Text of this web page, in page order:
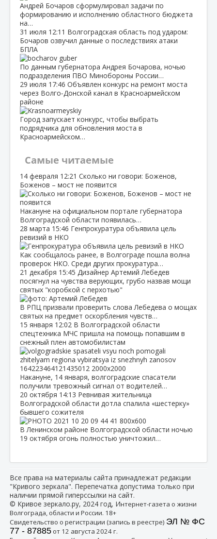
Андрей Бочаров сформулировал задачи по
формированию и исполнению областного бюджета
на…
31 июля 12:11 Волгоградская область под ударом:
Бочаров озвучил данные о последствиях атаки
БПЛА
По данным губернатора Андрея Бочарова, ночью
подразделения ПВО Минобороны России…
29 июля 17:46 Объявлен конкурс на ремонт моста
через Волго‑Донской канал в Красноармейском
районе
Город запускает конкурс, чтобы выбрать
подрядчика для обновления моста в
Красноармейском…
Самые читаемые
14 февраля 12:21 Сколько ни говори: Боженов,
Боженов – мост не появится
Накануне на официальном портале губернатора
Волгоградской области появилась…
28 марта 15:46 Генпрокуратура объявила цель
ревизий в НКО
Как сообщалось ранее, в Волгограде пошла волна
проверок НКО. Среди других прокуратура…
21 декабря 15:45 Дизайнер Артемий Лебедев
посягнул на чувства верующих, грубо назвав мощи
святых "коробкой с перхотью"
В РПЦ призвали проверить слова Лебедева о мощах
святых на предмет оскорбления чувств…
15 января 12:02 В Волгоградской области
спецтехника МЧС пришла на помощь попавшим в
снежный плен автомобилистам
Накануне, 14 января, волгоградские спасатели
получили тревожный сигнал от водителей…
20 октября 14:13 Ревнивая жительница
Волгоградской области дотла спалила «шестерку»
бывшего сожителя
В Ленинском районе Волгоградской области ночью
19 октября огонь полностью уничтожил…
Все права на материалы сайта принадлежат редакции
"Кривого зеркала". Перепечатка допустима только при
наличии прямой гиперссылки на сайт.
© Кривое зеркало.ру, 2024 год, Интернет-газета о жизни
Волгограда, области и России. 18+
Свидетельство о регистрации (запись в реестре) ЭЛ № ФС
77 - 87885от 12 августа 2024 г.